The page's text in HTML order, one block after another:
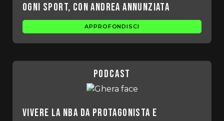
ogni sport, con Andrea Annunziata
APPROFONDISCI
podcast
Vivere la NBA da protagonista e